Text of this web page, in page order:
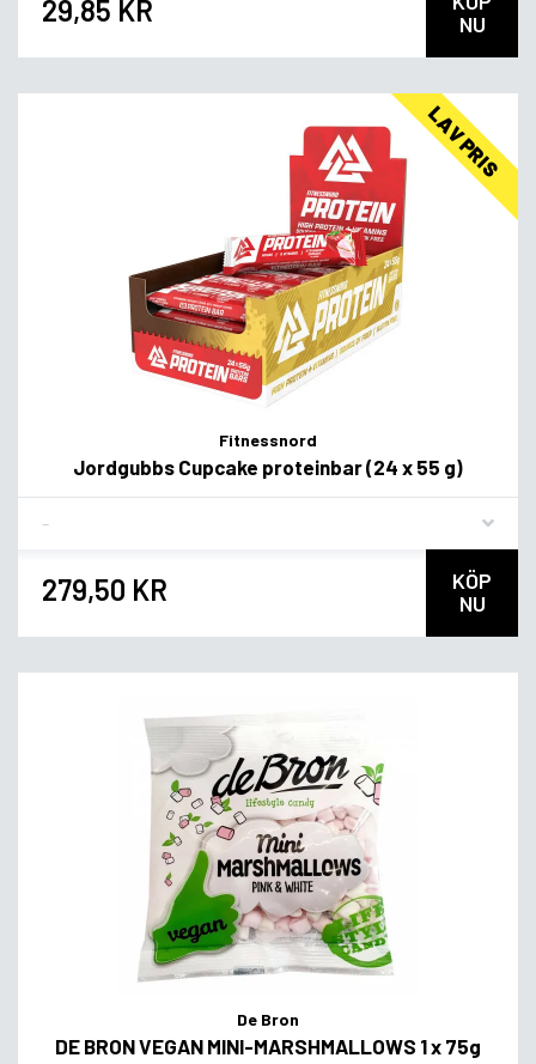
29,85 KR
NU
LAV PRIS
Fitnessnord
Jordgubbs Cupcake proteinbar (24 x 55 g)
279,50 KR
KÖP
NU
De Bron
DE BRON VEGAN MINI-MARSHMALLOWS 1 x 75g